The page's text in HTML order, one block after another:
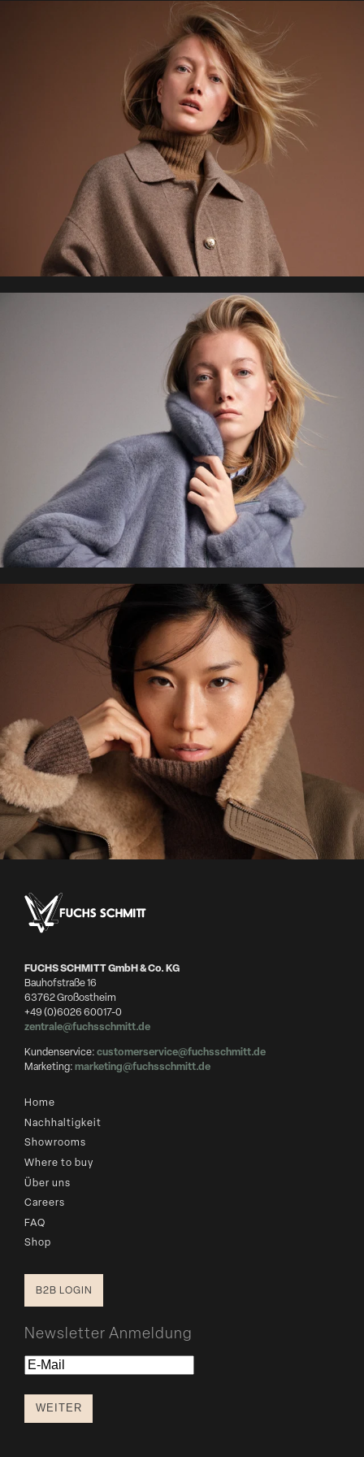
FUCHS SCHMITT GmbH & Co. KG
Bauhofstraße 16
63762 Großostheim
+49 (0)6026 60017-0
zentrale@fuchsschmitt.de
Kundenservice:customerservice@fuchsschmitt.de
Marketing:marketing@fuchsschmitt.de
Home
Nachhaltigkeit
Showrooms
Where to buy
Über uns
Careers
FAQ
Shop
B2B LOGIN
Newsletter Anmeldung
E-
WEITER